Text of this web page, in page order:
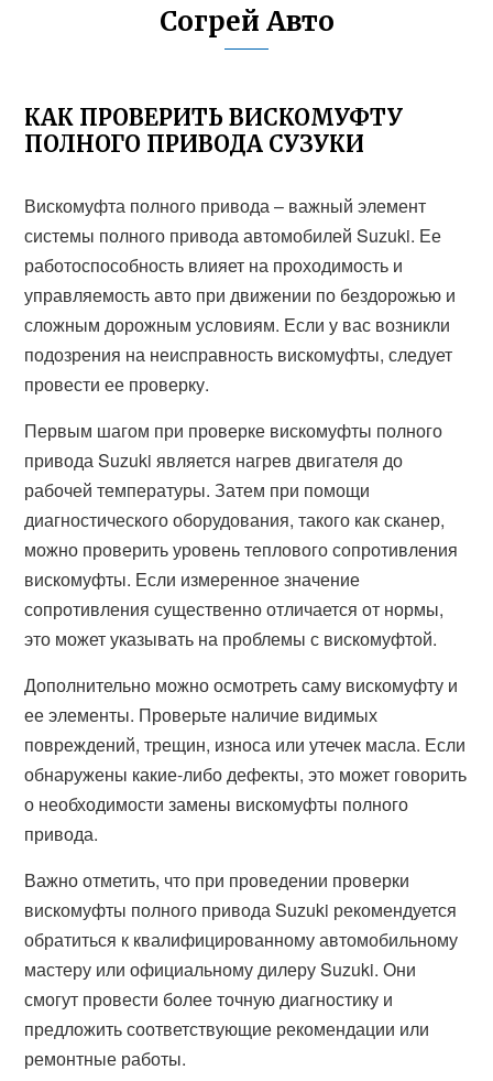
Согрей Авто
КАК ПРОВЕРИТЬ ВИСКОМУФТУ
ПОЛНОГО ПРИВОДА СУЗУКИ
Вискомуфта полного привода – важный элемент
системы полного привода автомобилей Suzuki. Ее
работоспособность влияет на проходимость и
управляемость авто при движении по бездорожью и
сложным дорожным условиям. Если у вас возникли
подозрения на неисправность вискомуфты, следует
провести ее проверку.
Первым шагом при проверке вискомуфты полного
привода Suzuki является нагрев двигателя до
рабочей температуры. Затем при помощи
диагностического оборудования, такого как сканер,
можно проверить уровень теплового сопротивления
вискомуфты. Если измеренное значение
сопротивления существенно отличается от нормы,
это может указывать на проблемы с вискомуфтой.
Дополнительно можно осмотреть саму вискомуфту и
ее элементы. Проверьте наличие видимых
повреждений, трещин, износа или утечек масла. Если
обнаружены какие-либо дефекты, это может говорить
о необходимости замены вискомуфты полного
привода.
Важно отметить, что при проведении проверки
вискомуфты полного привода Suzuki рекомендуется
обратиться к квалифицированному автомобильному
мастеру или официальному дилеру Suzuki. Они
смогут провести более точную диагностику и
предложить соответствующие рекомендации или
ремонтные работы.